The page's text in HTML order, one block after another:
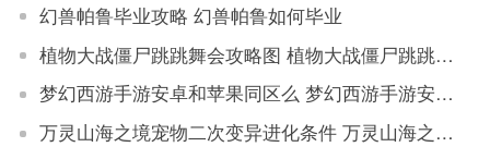
幻兽帕鲁毕业攻略 幻兽帕鲁如何毕业
植物大战僵尸跳跳舞会攻略图 植物大战僵尸跳跳舞会怎么过
梦幻西游手游安卓和苹果同区么 梦幻西游手游安卓和苹果能一起玩吗
万灵山海之境宠物二次变异进化条件 万灵山海之境宠物二次变异属性对比